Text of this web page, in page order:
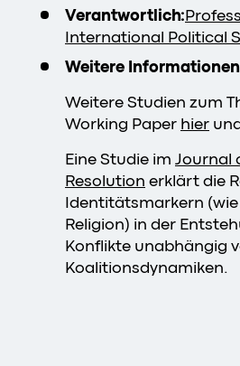
Verantwortlich:
International Political
Weitere Informationen
Weitere Studien zum
Working Paper hier
Eine Studie im Journal
Resolution erklärt die
Identitätsmarkern
Religion) in der
Konflikte unabhängig
Koalitionsdynamiken.